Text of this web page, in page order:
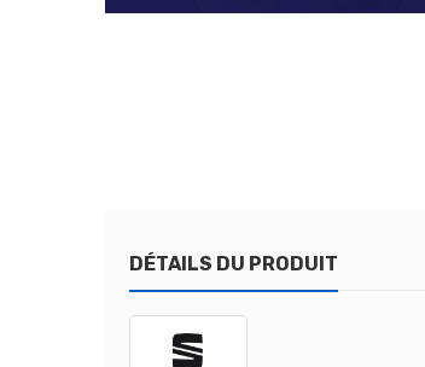
DÉTAILS DU PRODUIT